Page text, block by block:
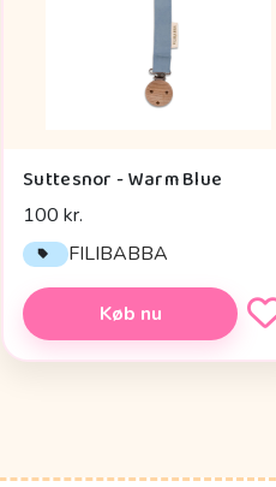
Suttesnor - Warm Blue
100 kr.
FILIBABBA
Køb nu